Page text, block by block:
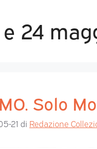
24
Solo
21 di Redazione